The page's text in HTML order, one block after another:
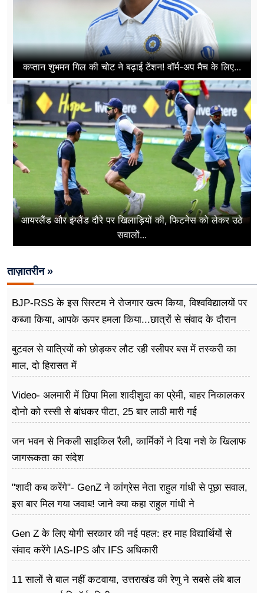
कप्तान शुभमन गिल की चोट ने बढ़ाई टेंशन! वॉर्म-अप मैच के लिए...
आयरलैंड और इंग्लैंड दौरे पर खिलाड़ियों की, फिटनेस को लेकर उठे
सवालों...
ताज़ातरीन »
BJP-RSS के इस सिस्टम ने रोजगार खत्म किया, विश्वविद्यालयों पर
कब्जा किया, आपके ऊपर हमला किया...छात्रों से संवाद के दौरान
बुटवल से यात्रियों को छोड़कर लौट रही स्लीपर बस में तस्करी का
माल, दो हिरासत में
Video- अलमारी में छिपा मिला शादीशुदा का प्रेमी, बाहर निकालकर
दोनो को रस्सी से बांधकर पीटा, 25 बार लाठी मारी गई
जन भवन से निकली साइकिल रैली, कार्मिकों ने दिया नशे के खिलाफ
जागरूकता का संदेश
"शादी कब करेंगे"- GenZ ने कांग्रेस नेता राहुल गांधी से पूछा सवाल,
इस बार मिल गया जवाब! जाने क्या कहा राहुल गांधी ने
Gen Z के लिए योगी सरकार की नई पहल: हर माह विद्यार्थियों से
संवाद करेंगे IAS-IPS और IFS अधिकारी
11 सालों से बाल नहीं कटवाया, उत्तराखंड की रेणु ने सबसे लंबे बाल